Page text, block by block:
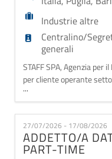
Industrie altre
Centralino/
generali
STAFF SPA, Agenzia per
per cliente operante
FRONT OFFICE La
Assistenza e supporto
mail e delle telefonate; -
Sistemazione ed
documentazione.
...
27/07/2026 - 17/08/2026
ADDETTO/A
PART-TIME